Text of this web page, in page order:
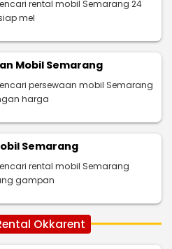
rental mobil Semarang 24
mel
Mobil Semarang
persewaan mobil Semarang
harga
Semarang
rental mobil Semarang
gampan
Okkarent